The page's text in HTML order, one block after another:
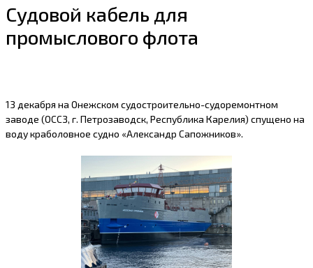
Судовой кабель для
промыслового флота
13 декабря на Онежском судостроительно-судоремонтном
заводе (ОССЗ, г. Петрозаводск, Республика Карелия) спущено на
воду краболовное судно «Александр Сапожников».